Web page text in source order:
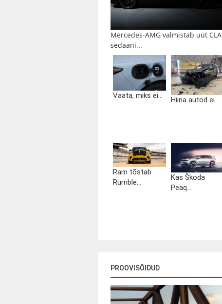
Mercedes-AMG valmistab uut CLA
sedaani...
Vaata, miks ei...
Hiina autod ei...
Ram tõstab
Rumble...
Kas Škoda
Peaq...
PROOVISÕIDUD